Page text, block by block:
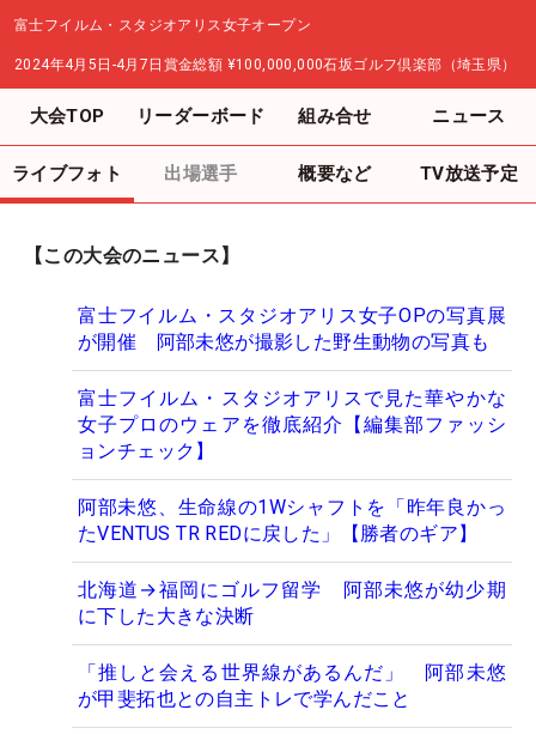
富士フイルム・スタジオアリス女子オープン
2024年4月5日-4月7日 賞金総額 ¥100,000,000石坂ゴルフ倶楽部（埼玉県）
大会TOP リーダーボード 組み合せ ニュース
ライブフォト 出場選手 概要など TV放送予定
【この大会のニュース】
富士フイルム・スタジオアリス女子OPの写真展
が開催 阿部未悠が撮影した野生動物の写真も
富士フイルム・スタジオアリスで見た華やかな
女子プロのウェアを徹底紹介【編集部ファッシ
ョンチェック】
阿部未悠、生命線の1Wシャフトを「昨年良かっ
たVENTUS TR REDに戻した」【勝者のギア】
北海道→福岡にゴルフ留学 阿部未悠が幼少期
に下した大きな決断
「推しと会える世界線があるんだ」 阿部未悠
が甲斐拓也との自主トレで学んだこと